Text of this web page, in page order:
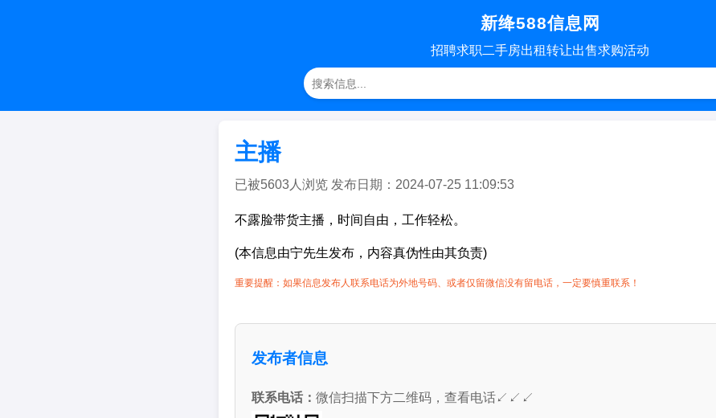
新绛588信息网
招聘求职二手房出租转让出售求购活动
主播
已被5603人浏览 发布日期：2024-07-25 11:09:53
不露脸带货主播，时间自由，工作轻松。
(本信息由宁先生发布，内容真伪性由其负责)
重要提醒：如果信息发布人联系电话为外地号码、或者仅留微信没有留电话，一定要慎重联系！
发布者信息
联系电话： 微信扫描下方二维码，查看电话↙↙↙